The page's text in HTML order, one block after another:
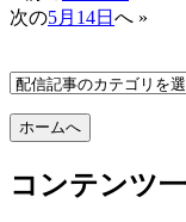
次の5月14日 へ »
コンテンツ